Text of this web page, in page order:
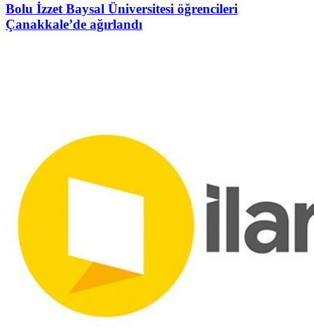
Bolu İzzet Baysal Üniversitesi öğrencileri
Çanakkale’de ağırlandı